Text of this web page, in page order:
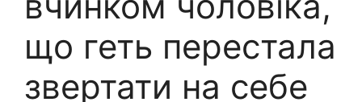
що геть перестала
звертати на себе